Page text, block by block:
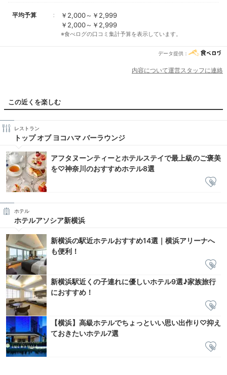
平均予算
￥2,000～￥2,999
￥2,000～￥2,999
※食べログの口コミ集計予算を表示しています。
データ提供：
内容について運営スタッフに連絡
この近くを楽しむ
レストラン
トップ オブ ヨコハマ バーラウンジ
アフタヌーンティーとホテルステイで最上級のご褒美
を♡神奈川のおすすめホテル8選
ホテル
ホテルアソシア新横浜
新横浜の駅近ホテルおすすめ14選｜横浜アリーナへ
も便利！
新横浜駅近くの子連れに優しいホテル9選♪家族旅行
におすすめ！
【横浜】高級ホテルでちょっといい思い出作り♡抑え
ておきたいホテル7選